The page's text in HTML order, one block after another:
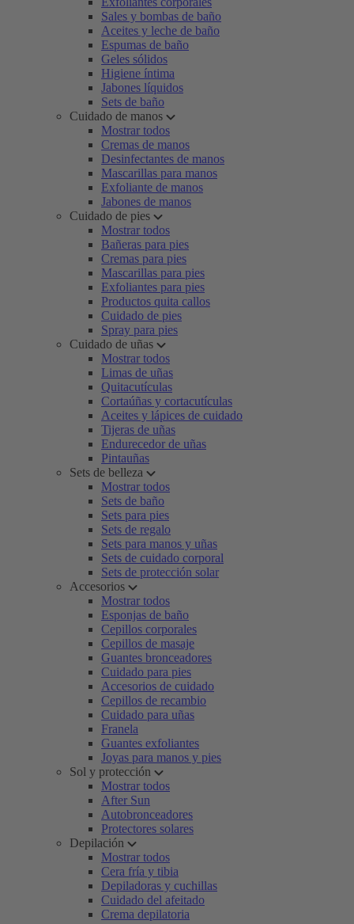
Sales y bombas de baño
Aceites y leche de baño
Espumas de baño
Geles sólidos
Higiene íntima
Jabones líquidos
Sets de baño
Cuidado de manos
Mostrar todos
Cremas de manos
Desinfectantes de manos
Mascarillas para manos
Exfoliante de manos
Jabones de manos
Cuidado de pies
Mostrar todos
Bañeras para pies
Cremas para pies
Mascarillas para pies
Exfoliantes para pies
Productos quita callos
Cuidado de pies
Spray para pies
Cuidado de uñas
Mostrar todos
Limas de uñas
Quitacutículas
Cortaúñas y cortacutículas
Aceites y lápices de cuidado
Tijeras de uñas
Endurecedor de uñas
Pintauñas
Sets de belleza
Mostrar todos
Sets de baño
Sets para pies
Sets de regalo
Sets para manos y uñas
Sets de cuidado corporal
Sets de protección solar
Accesorios
Mostrar todos
Esponjas de baño
Cepillos corporales
Cepillos de masaje
Guantes bronceadores
Cuidado para pies
Accesorios de cuidado
Cepillos de recambio
Cuidado para uñas
Franela
Guantes exfoliantes
Joyas para manos y pies
Sol y protección
Mostrar todos
After Sun
Autobronceadores
Protectores solares
Depilación
Mostrar todos
Cera fría y tibia
Depiladoras y cuchillas
Cuidado del afeitado
Crema depilatoria